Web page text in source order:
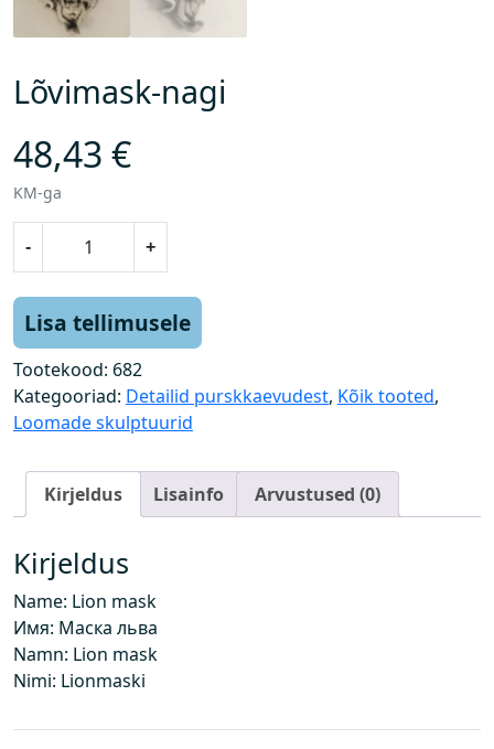
Lõvimask-nagi
48,43 €
KM-ga
-
m
a
s
k
g
i
k
o
g
u
s
+
Lisa tellimusele
Tootekood: 682
Kategooriad: Detailid purskkaevudest, Kõik tooted,
Loomade skulptuurid
Kirjeldus Lisainfo Arvustused (0)
Kirjeldus
Name: Lion mask
Имя: Маска льва
Namn: Lion mask
Nimi: Lionmaski